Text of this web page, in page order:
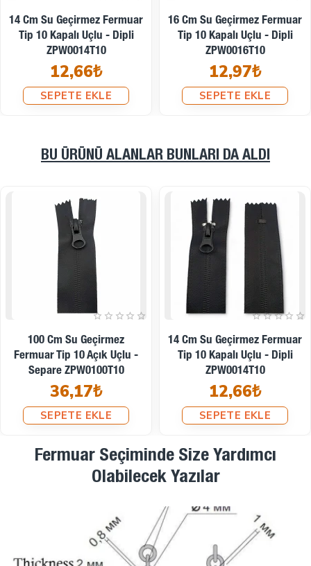
18 Cm Su Geçirmez Fermuar
Tip 10 Kapalı Uçlu - Dipli
ZPW0018T10
13,28₺
SEPETE EKLE
20 Cm Su Geçirmez Fermuar
Tip 10 Kapalı Uçlu - Dipli
ZPW0020T10
13,72₺
SEPETE EKLE
BU ÜRÜNÜ ALANLAR BUNLARI DA ALDI
16 Cm Su Geçirmez Fermuar
Tip 10 Kapalı Uçlu - Dipli
ZPW0016T10
12,97₺
SEPETE EKLE
18 Cm Su Geçirmez Fermuar
Tip 10 Kapalı Uçlu - Dipli
ZPW0018T10
13,28₺
SEPETE EKLE
Fermuar Seçiminde Size Yardımcı
Olabilecek Yazılar